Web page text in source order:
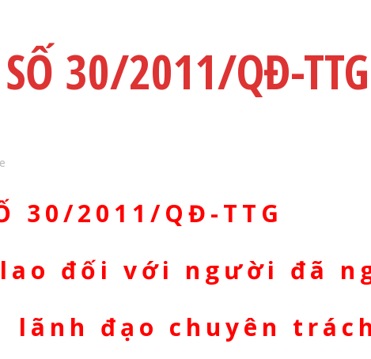
30/2011/QĐ-TTG
30/2011/QĐ-TTG
đối với người đã
đạo chuyên